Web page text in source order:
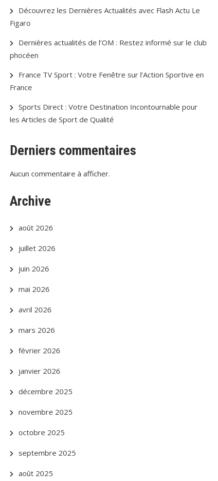
Découvrez les Dernières Actualités avec Flash Actu Le
Figaro
Dernières actualités de l’OM : Restez informé sur le club
phocéen
France TV Sport : Votre Fenêtre sur l’Action Sportive en
France
Sports Direct : Votre Destination Incontournable pour
les Articles de Sport de Qualité
Derniers commentaires
Aucun commentaire à afficher.
Archive
août 2026
juillet 2026
juin 2026
mai 2026
avril 2026
mars 2026
février 2026
janvier 2026
décembre 2025
novembre 2025
octobre 2025
septembre 2025
août 2025